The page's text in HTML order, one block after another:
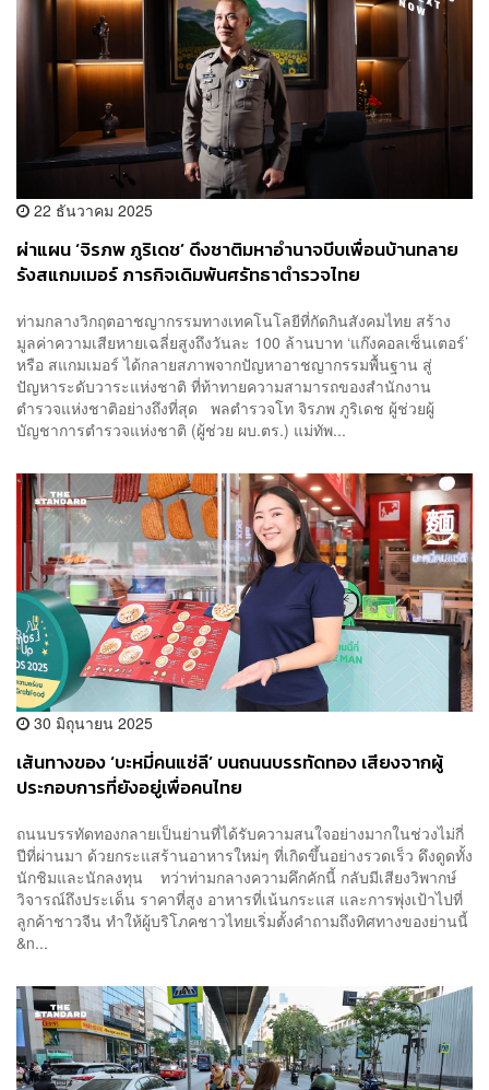
22 ธันวาคม 2025
ผ่าแผน ‘จิรภพ ภูริเดช’ ดึงชาติมหาอำนาจบีบเพื่อนบ้านทลาย
รังสแกมเมอร์ ภารกิจเดิมพันศรัทธาตำรวจไทย
ท่ามกลางวิกฤตอาชญากรรมทางเทคโนโลยีที่กัดกินสังคมไทย สร้าง
มูลค่าความเสียหายเฉลี่ยสูงถึงวันละ 100 ล้านบาท ‘แก๊งคอลเซ็นเตอร์’
หรือ สแกมเมอร์ ได้กลายสภาพจากปัญหาอาชญากรรมพื้นฐาน สู่
ปัญหาระดับวาระแห่งชาติ ที่ท้าทายความสามารถของสำนักงาน
ตำรวจแห่งชาติอย่างถึงที่สุด พลตำรวจโท จิรภพ ภูริเดช ผู้ช่วยผู้
บัญชาการตำรวจแห่งชาติ (ผู้ช่วย ผบ.ตร.) แม่ทัพ...
30 มิถุนายน 2025
เส้นทางของ ‘บะหมี่คนแซ่ลี’ บนถนนบรรทัดทอง เสียงจากผู้
ประกอบการที่ยังอยู่เพื่อคนไทย
ถนนบรรทัดทองกลายเป็นย่านที่ได้รับความสนใจอย่างมากในช่วงไม่กี่
ปีที่ผ่านมา ด้วยกระแสร้านอาหารใหม่ๆ ที่เกิดขึ้นอย่างรวดเร็ว ดึงดูดทั้ง
นักชิมและนักลงทุน ทว่าท่ามกลางความคึกคักนี้ กลับมีเสียงวิพากษ์
วิจารณ์ถึงประเด็น ราคาที่สูง อาหารที่เน้นกระแส และการพุ่งเป้าไปที่
ลูกค้าชาวจีน ทำให้ผู้บริโภคชาวไทยเริ่มตั้งคำถามถึงทิศทางของย่านนี้
&n...